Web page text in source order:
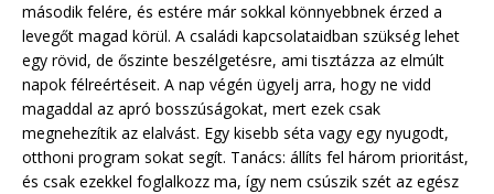
második felére, és estére már sokkal könnyebbnek érzed a
levegőt magad körül. A családi kapcsolataidban szükség lehet
egy rövid, de őszinte beszélgetésre, ami tisztázza az elmúlt
napok félreértéseit. A nap végén ügyelj arra, hogy ne vidd
magaddal az apró bosszúságokat, mert ezek csak
megnehezítik az elalvást. Egy kisebb séta vagy egy nyugodt,
otthoni program sokat segít. Tanács: állíts fel három prioritást,
és csak ezekkel foglalkozz ma, így nem csúszik szét az egész